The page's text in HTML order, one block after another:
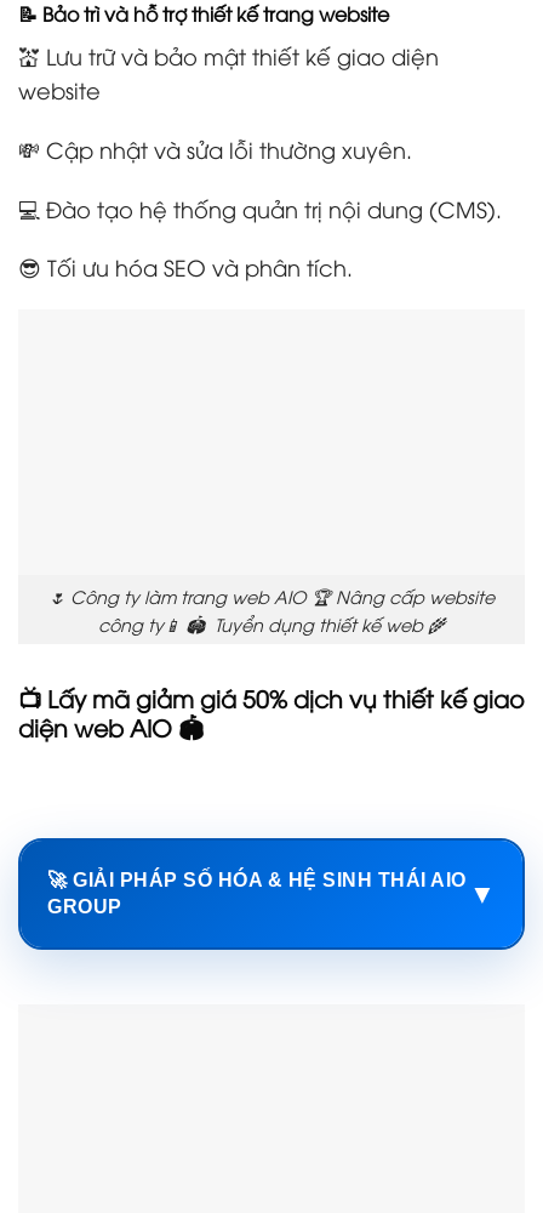
📝 Bảo trì và hỗ trợ thiết kế trang website
💒 Lưu trữ và bảo mật thiết kế giao diện
website
💸 Cập nhật và sửa lỗi thường xuyên.
💻 Đào tạo hệ thống quản trị nội dung (CMS).
😎 Tối ưu hóa SEO và phân tích.
🌷 Công ty làm trang web AIO 🏆 Nâng cấp website
công ty📱 🏟️ Tuyển dụng thiết kế web 🌾
📺 Lấy mã giảm giá 50% dịch vụ thiết kế giao
diện web AIO 🏟️
🚀 GIẢI PHÁP SỐ HÓA & HỆ SINH THÁI AIO
GROUP
▼